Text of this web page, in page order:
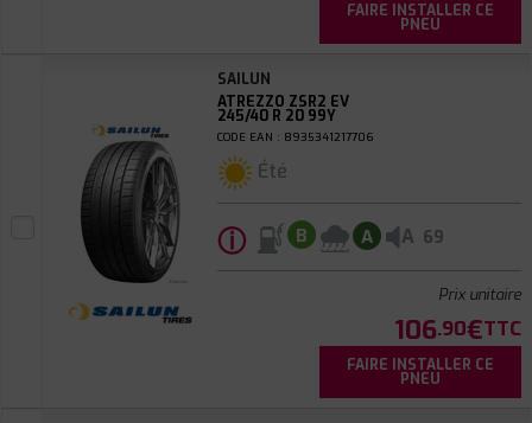
FAIRE INSTALLER CE
PNEU
SAILUN
ATREZZO ZSR2 EV
245/40 R 20 99Y
CODE EAN : 8935341217706
Été
ⓘ B A A 69
Prix unitaire
106.90€TTC
FAIRE INSTALLER CE
PNEU